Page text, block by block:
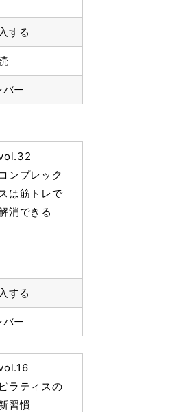
する
ー
コンプレック
は筋トレで
消できる
する
ー
ピラティスの
習慣